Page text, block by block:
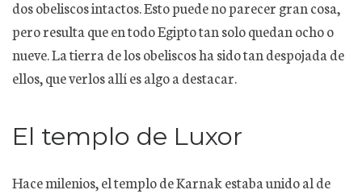
dos obeliscos intactos. Esto puede no parecer gran cosa,
pero resulta que en todo Egipto tan solo quedan ocho o
nueve. La tierra de los obeliscos ha sido tan despojada de
ellos, que verlos allí es algo a destacar.
El templo de Luxor
Hace milenios, el templo de Karnak estaba unido al de